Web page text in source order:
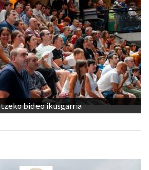
bideo ikusgarria